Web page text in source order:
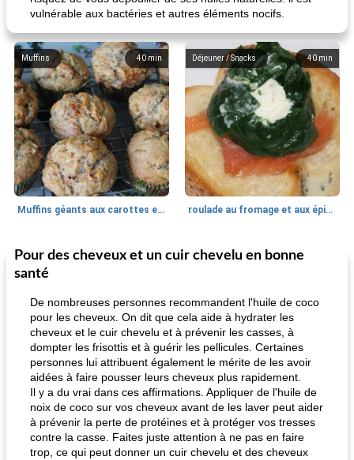
vulnérable aux bactéries et autres éléments nocifs.
40 min
Muffins
Muffins géants aux carottes et à la banane de Nif
40 min
Déjeuner / Snacks
roulade au fromage et aux épinards
30 min
Marques de confiance: recettes et
fiesta tostadas
Viande et volaille
le méga's jopp joes
Pour des cheveux et un cuir chevelu en bonne
santé
De nombreuses personnes recommandent l'huile de coco
pour les cheveux. On dit que cela aide à hydrater les
cheveux et le cuir chevelu et à prévenir les casses, à
dompter les frisottis et à guérir les pellicules. Certaines
personnes lui attribuent également le mérite de les avoir
aidées à faire pousser leurs cheveux plus rapidement.
Il y a du vrai dans ces affirmations. Appliquer de l'huile de
noix de coco sur vos cheveux avant de les laver peut aider
à prévenir la perte de protéines et à protéger vos tresses
contre la casse. Faites juste attention à ne pas en faire
trop, ce qui peut donner un cuir chevelu et des cheveux